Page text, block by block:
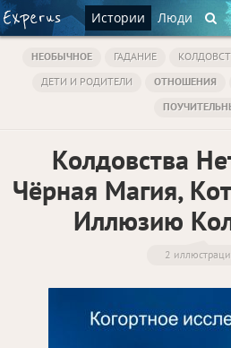
Истории Люди
НЕОБЫЧНОЕ ГАДАНИЕ
ДЕТИ И РОДИТЕЛИ
ОТНОШЕНИЯ
Колдовства
Чёрная Магия,
Иллюзию
2